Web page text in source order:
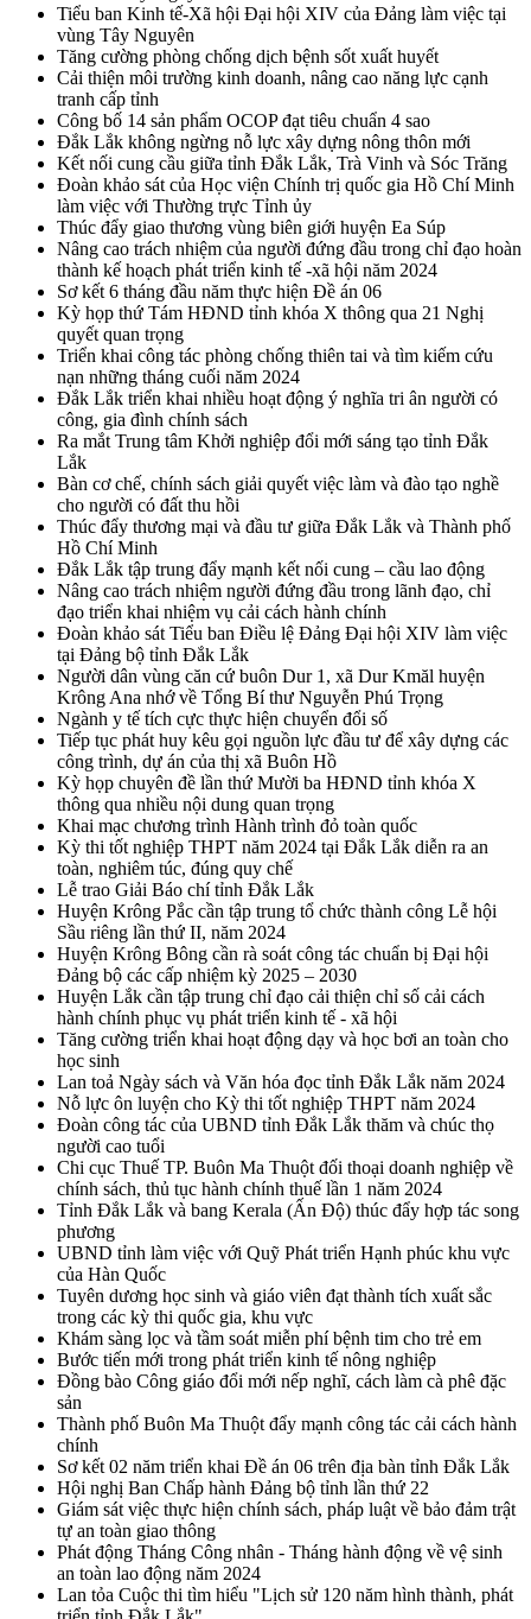
Tiểu ban Kinh tế-Xã hội Đại hội XIV của Đảng làm việc tại
vùng Tây Nguyên
Tăng cường phòng chống dịch bệnh sốt xuất huyết
Cải thiện môi trường kinh doanh, nâng cao năng lực cạnh
tranh cấp tỉnh
Công bố 14 sản phẩm OCOP đạt tiêu chuẩn 4 sao
Đắk Lắk không ngừng nỗ lực xây dựng nông thôn mới
Kết nối cung cầu giữa tỉnh Đắk Lắk, Trà Vinh và Sóc Trăng
Đoàn khảo sát của Học viện Chính trị quốc gia Hồ Chí Minh
làm việc với Thường trực Tỉnh ủy
Thúc đẩy giao thương vùng biên giới huyện Ea Súp
Nâng cao trách nhiệm của người đứng đầu trong chỉ đạo hoàn
thành kế hoạch phát triển kinh tế -xã hội năm 2024
Sơ kết 6 tháng đầu năm thực hiện Đề án 06
Kỳ họp thứ Tám HĐND tỉnh khóa X thông qua 21 Nghị
quyết quan trọng
Triển khai công tác phòng chống thiên tai và tìm kiếm cứu
nạn những tháng cuối năm 2024
Đắk Lắk triển khai nhiều hoạt động ý nghĩa tri ân người có
công, gia đình chính sách
Ra mắt Trung tâm Khởi nghiệp đổi mới sáng tạo tỉnh Đắk
Lắk
Bàn cơ chế, chính sách giải quyết việc làm và đào tạo nghề
cho người có đất thu hồi
Thúc đẩy thương mại và đầu tư giữa Đắk Lắk và Thành phố
Hồ Chí Minh
Đắk Lắk tập trung đẩy mạnh kết nối cung – cầu lao động
Nâng cao trách nhiệm người đứng đầu trong lãnh đạo, chỉ
đạo triển khai nhiệm vụ cải cách hành chính
Đoàn khảo sát Tiểu ban Điều lệ Đảng Đại hội XIV làm việc
tại Đảng bộ tỉnh Đắk Lắk
Người dân vùng căn cứ buôn Dur 1, xã Dur Kmăl huyện
Krông Ana nhớ về Tổng Bí thư Nguyễn Phú Trọng
Ngành y tế tích cực thực hiện chuyển đổi số
Tiếp tục phát huy kêu gọi nguồn lực đầu tư để xây dựng các
công trình, dự án của thị xã Buôn Hồ
Kỳ họp chuyên đề lần thứ Mười ba HĐND tỉnh khóa X
thông qua nhiều nội dung quan trọng
Khai mạc chương trình Hành trình đỏ toàn quốc
Kỳ thi tốt nghiệp THPT năm 2024 tại Đắk Lắk diễn ra an
toàn, nghiêm túc, đúng quy chế
Lễ trao Giải Báo chí tỉnh Đắk Lắk
Huyện Krông Pắc cần tập trung tổ chức thành công Lễ hội
Sầu riêng lần thứ II, năm 2024
Huyện Krông Bông cần rà soát công tác chuẩn bị Đại hội
Đảng bộ các cấp nhiệm kỳ 2025 – 2030
Huyện Lắk cần tập trung chỉ đạo cải thiện chỉ số cải cách
hành chính phục vụ phát triển kinh tế - xã hội
Tăng cường triển khai hoạt động dạy và học bơi an toàn cho
học sinh
Lan toả Ngày sách và Văn hóa đọc tỉnh Đắk Lắk năm 2024
Nỗ lực ôn luyện cho Kỳ thi tốt nghiệp THPT năm 2024
Đoàn công tác của UBND tỉnh Đắk Lắk thăm và chúc thọ
người cao tuổi
Chi cục Thuế TP. Buôn Ma Thuột đối thoại doanh nghiệp về
chính sách, thủ tục hành chính thuế lần 1 năm 2024
Tỉnh Đắk Lắk và bang Kerala (Ấn Độ) thúc đẩy hợp tác song
phương
UBND tỉnh làm việc với Quỹ Phát triển Hạnh phúc khu vực
của Hàn Quốc
Tuyên dương học sinh và giáo viên đạt thành tích xuất sắc
trong các kỳ thi quốc gia, khu vực
Khám sàng lọc và tầm soát miễn phí bệnh tim cho trẻ em
Bước tiến mới trong phát triển kinh tế nông nghiệp
Đồng bào Công giáo đổi mới nếp nghĩ, cách làm cà phê đặc
sản
Thành phố Buôn Ma Thuột đẩy mạnh công tác cải cách hành
chính
Sơ kết 02 năm triển khai Đề án 06 trên địa bàn tỉnh Đắk Lắk
Hội nghị Ban Chấp hành Đảng bộ tỉnh lần thứ 22
Giám sát việc thực hiện chính sách, pháp luật về bảo đảm trật
tự an toàn giao thông
Phát động Tháng Công nhân - Tháng hành động về vệ sinh
an toàn lao động năm 2024
Lan tỏa Cuộc thi tìm hiểu "Lịch sử 120 năm hình thành, phát